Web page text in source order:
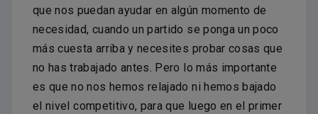
que nos puedan ayudar en algún momento de
necesidad, cuando un partido se ponga un poco
más cuesta arriba y necesites probar cosas que
no has trabajado antes. Pero lo más importante
es que no nos hemos relajado ni hemos bajado
el nivel competitivo, para que luego en el primer